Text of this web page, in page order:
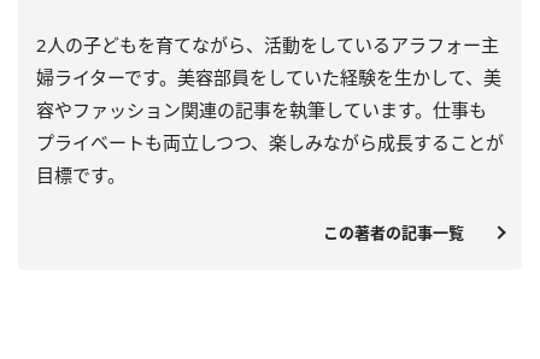
2人の子どもを育てながら、活動をしているアラフォー主
婦ライターです。美容部員をしていた経験を生かして、美
容やファッション関連の記事を執筆しています。仕事も
プライベートも両立しつつ、楽しみながら成長することが
目標です。
この著者の記事一覧